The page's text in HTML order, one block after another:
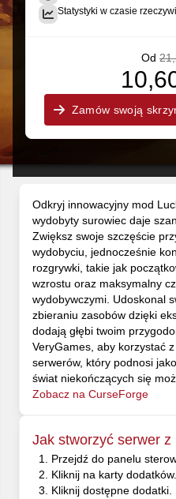
Statystyki w czasie
Od
Zamów swoją
Odkryj innowacyjny mod
wydobyty surowiec daje
Zwiększ swoje szczęście
wydobyciu, jednocześnie
rozgrywki, takie jak
wzrostu oraz maksymalny
wydobywczymi. Udoskonal
zbieraniu zasobów dzięki
dodają głębi twoim
VeryGames, aby korzystać
serwerów, który podnosi
świat niekończących się
Zobacz na CurseForge
Jak stworzyć serwer
Przejdź do panelu
Kliknij na karty dodatków.
Kliknij dostępne dodatki.